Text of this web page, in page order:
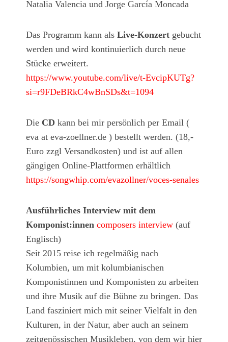
Natalia Valencia und Jorge García Moncada
Das Programm kann als Live-Konzertgebucht
werden und wird kontinuierlich durch neue
Stücke erweitert.
https://www.youtube.com/live/t-EvcipKUTg?
si=r9FDeBRkC4wBnSDs&t=1094
Die CD kann bei mir persönlich per Email (
eva at eva-zoellner.de ) bestellt werden. (18,-
Euro zzgl Versandkosten) und ist auf allen
gängigen Online-Plattformen erhältlich
https://songwhip.com/evazollner/voces-senales
Ausführliches Interview mit dem
Komponist:innen composers interview(auf
Englisch)
Seit 2015 reise ich regelmäßig nach
Kolumbien, um mit kolumbianischen
Komponistinnen und Komponisten zu arbeiten
und ihre Musik auf die Bühne zu bringen. Das
Land fasziniert mich mit seiner Vielfalt in den
Kulturen, in der Natur, aber auch an seinem
zeitgenössischen Musikleben, von dem wir hier